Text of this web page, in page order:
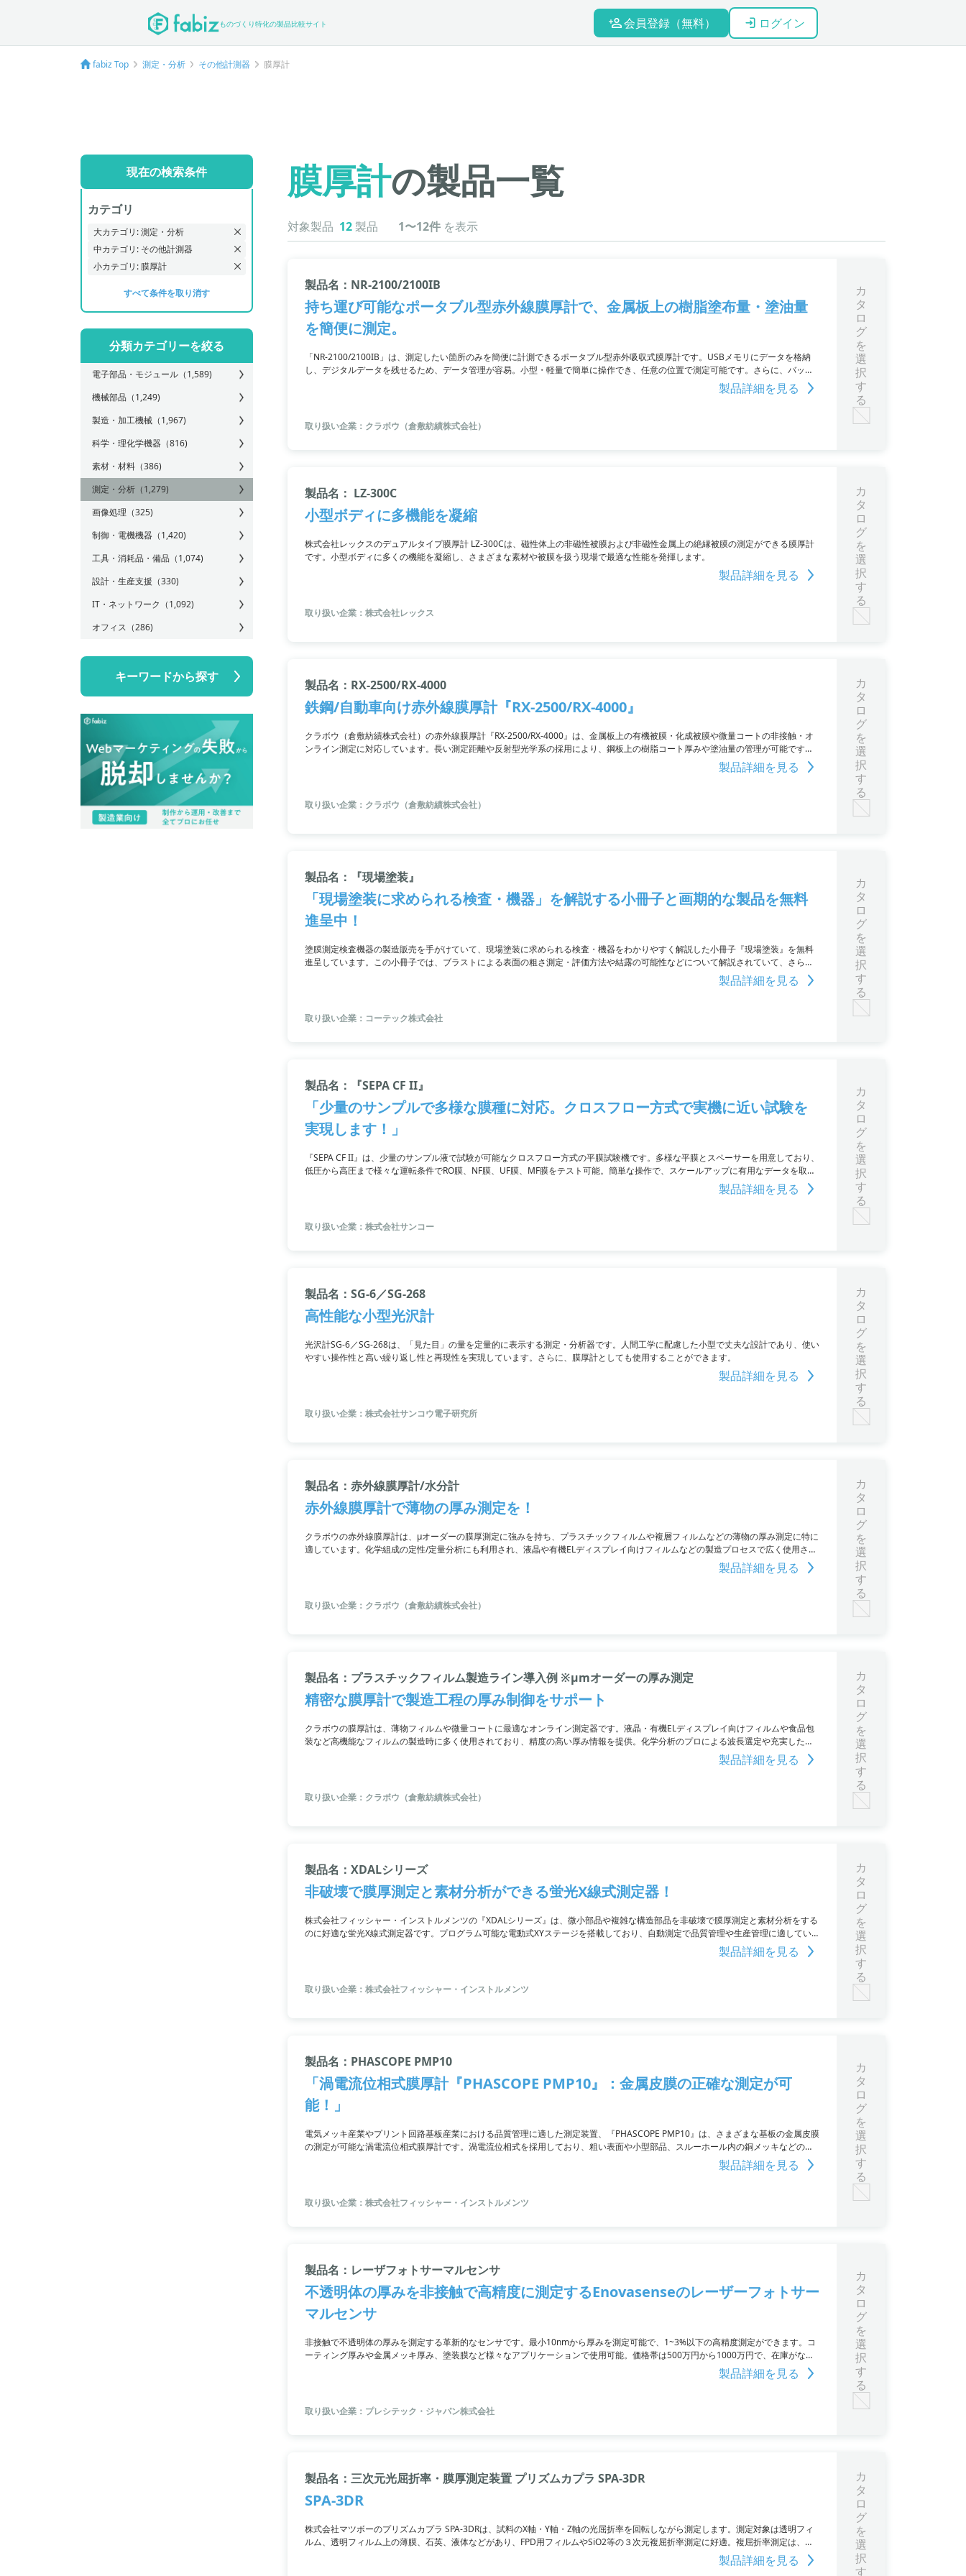
ものづくり特化の製品比較サイト 会員登録（無料） ログイン
fabiz Top 測定・分析 その他計測器 膜厚計
現在の検索条件
カテゴリ
大カテゴリ: 測定・分析
中カテゴリ: その他計測器
小カテゴリ: 膜厚計
すべて条件を取り消す
分類カテゴリーを絞る
電子部品・モジュール （1,589)
機械部品 （1,249)
製造・加工機械 （1,967)
科学・理化学機器 （816)
素材・材料 （386)
測定・分析 （1,279)
画像処理 （325)
制御・電機機器 （1,420)
工具・消耗品・備品 （1,074)
設計・生産支援 （330)
IT・ネットワーク （1,092)
オフィス （286)
キーワードから探す
膜厚計の製品一覧
対象製品 12 製品 1〜12件 を表示
製品名：NR-2100/2100IB
持ち運び可能なポータブル型赤外線膜厚計で、金属板上の樹脂塗布量・塗油量
を簡便に測定。
「NR-2100/2100IB」は、測定したい箇所のみを簡便に計測できるポータブル型赤外吸収式膜厚計です。USBメモリにデータを格納
し、デジタルデータを残せるため、データ管理が容易。小型・軽量で簡単に操作でき、任意の位置で測定可能です。さらに、バッテ
リー駆動モデルも用意。電源環境に関わらず測定できます。詳細は関連リンクページをご覧いただくか、お問い合わせください。
製品詳細を見る
取り扱い企業：クラボウ（倉敷紡績株式会社）
カ
タ
ロ
グ
を
選
択
す
る
製品名： LZ-300C
小型ボディに多機能を凝縮
株式会社レックスのデュアルタイプ膜厚計 LZ-300Cは、磁性体上の非磁性被膜および非磁性金属上の絶縁被膜の測定ができる膜厚計
です。小型ボディに多くの機能を凝縮し、さまざまな素材や被膜を扱う現場で最適な性能を発揮します。
製品詳細を見る
取り扱い企業：株式会社レックス
カ
タ
ロ
グ
を
選
択
す
る
製品名：RX-2500/RX-4000
鉄鋼/自動車向け赤外線膜厚計『RX-2500/RX-4000』
クラボウ（倉敷紡績株式会社）の赤外線膜厚計『RX-2500/RX-4000』は、金属板上の有機被膜・化成被膜や微量コートの非接触・オ
ンライン測定に対応しています。長い測定距離や反射型光学系の採用により、鋼板上の樹脂コート厚みや塗油量の管理が可能です。
また、酸化被膜や微量成分の測定も可能で、多種多様な品種に対応しています。さらに、安全な光を採用した非接触オンライン測定
製品詳細を見る
取り扱い企業：クラボウ（倉敷紡績株式会社）
カ
タ
ロ
グ
を
選
択
す
る
製品名：『現場塗装』
「現場塗装に求められる検査・機器」を解説する小冊子と画期的な製品を無料
進呈中！
塗膜測定検査機器の製造販売を手がけていて、現場塗装に求められる検査・機器をわかりやすく解説した小冊子『現場塗装』を無料
進呈しています。この小冊子では、ブラストによる表面の粗さ測定・評価方法や結露の可能性などについて解説されていて、さらに
製品詳細を見る
取り扱い企業：コーテック株式会社
カ
タ
ロ
グ
を
選
択
す
る
製品名：『SEPA CF II』
「少量のサンプルで多様な膜種に対応。クロスフロー方式で実機に近い試験を
実現します！」
『SEPA CF II』は、少量のサンプル液で試験が可能なクロスフロー方式の平膜試験機です。多様な平膜とスペーサーを用意しており、
低圧から高圧まで様々な運転条件でRO膜、NF膜、UF膜、MF膜をテスト可能。簡単な操作で、スケールアップに有用なデータを取得
できます。作業の簡易化やコスト削減に貢献し、初期コストが抑えられるためスモールスタートに最適です。ユニットでの提供によ
製品詳細を見る
取り扱い企業：株式会社サンコー
カ
タ
ロ
グ
を
選
択
す
る
製品名：SG‐6／SG-268
高性能な小型光沢計
光沢計SG-6／SG-268は、「見た目」の量を定量的に表示する測定・分析器です。人間工学に配慮した小型で丈夫な設計であり、使い
やすい操作性と高い繰り返し性と再現性を実現しています。さらに、膜厚計としても使用することができます。
製品詳細を見る
取り扱い企業：株式会社サンコウ電子研究所
カ
タ
ロ
グ
を
選
択
す
る
製品名：赤外線膜厚計/水分計
赤外線膜厚計で薄物の厚み測定を！
クラボウの赤外線膜厚計は、μオーダーの膜厚測定に強みを持ち、プラスチックフィルムや複層フィルムなどの薄物の厚み測定に特に
適しています。化学組成の定性/定量分析にも利用され、液晶や有機ELディスプレイ向けフィルムなどの製造プロセスで広く使用さ
れ、多層コーティングや透明な薄物向けにも使用でき、さまざまな波長や測定レンジで高い相関性が得られます。安全で非接触なオ
製品詳細を見る
取り扱い企業：クラボウ（倉敷紡績株式会社）
カ
タ
ロ
グ
を
選
択
す
る
製品名：プラスチックフィルム製造ライン導入例 ※μmオーダーの厚み測定
精密な膜厚計で製造工程の厚み制御をサポート
クラボウの膜厚計は、薄物フィルムや微量コートに最適なオンライン測定器です。液晶・有機ELディスプレイ向けフィルムや食品包
装など高機能なフィルムの製造時に多く使用されており、精度の高い厚み情報を提供。化学分析のプロによる波長選定や充実した光
学系ラインナップが特長であり、透明品から金属上の微量コート剤までマルチに対応します。非接触・オンライン測定でありなが
製品詳細を見る
取り扱い企業：クラボウ（倉敷紡績株式会社）
カ
タ
ロ
グ
を
選
択
す
る
製品名：XDALシリーズ
非破壊で膜厚測定と素材分析ができる蛍光X線式測定器！
株式会社フィッシャー・インストルメンツの『XDALシリーズ』は、微小部品や複雑な構造部品を非破壊で膜厚測定と素材分析をする
のに好適な蛍光X線式測定器です。プログラム可能な電動式XYステージを搭載しており、自動測定で品質管理や生産管理に適してい
製品詳細を見る
取り扱い企業：株式会社フィッシャー・インストルメンツ
カ
タ
ロ
グ
を
選
択
す
る
製品名：PHASCOPE PMP10
「渦電流位相式膜厚計『PHASCOPE PMP10』：金属皮膜の正確な測定が可
能！」
電気メッキ産業やプリント回路基板産業における品質管理に適した測定装置、『PHASCOPE PMP10』は、さまざまな基板の金属皮膜
の測定が可能な渦電流位相式膜厚計です。渦電流位相式を採用しており、粗い表面や小型部品、スルーホール内の銅メッキなどの膜
厚測定にも適しています。正確な測定を行い、プローブが試料の表面に密着しなくても測定が可能です。鉄上のニッケル層の膜厚測
製品詳細を見る
取り扱い企業：株式会社フィッシャー・インストルメンツ
カ
タ
ロ
グ
を
選
択
す
る
製品名：レーザフォトサーマルセンサ
不透明体の厚みを非接触で高精度に測定するEnovasenseのレーザーフォトサー
マルセンサ
非接触で不透明体の厚みを測定する革新的なセンサです。最小10nmから厚みを測定可能で、1~3%以下の高精度測定ができます。コ
ーティング厚みや金属メッキ厚み、塗装膜など様々なアプリケーションで使用可能。価格帯は500万円から1000万円で、在庫がない
場合は2か月～の納期となります。Enovasense社はドイツの光学センサメーカーPrecitecのグループ会社です。製品詳細を見る
取り扱い企業：プレシテック・ジャパン株式会社
カ
タ
ロ
グ
を
選
択
す
る
製品名：三次元光屈折率・膜厚測定装置 プリズムカプラ SPA-3DR
SPA-3DR
株式会社マツボーのプリズムカプラ SPA-3DRは、試料のX軸・Y軸・Z軸の光屈折率を回転しながら測定します。測定対象は透明フィ
ルム、透明フィルム上の薄膜、石英、液体などがあり、FPD用フィルムやSiO2等の３次元複屈折率測定に好適。複屈折率測定は、
製品詳細を見る
カ
タ
ロ
グ
を
選
択
す